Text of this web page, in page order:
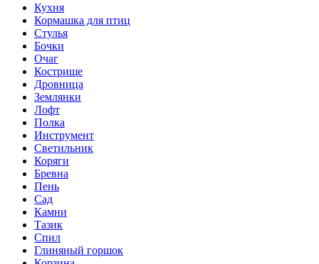
Кухня
Кормашка для птиц
Стулья
Бочки
Очаг
Кострище
Дровница
Землянки
Лофт
Полка
Инструмент
Светильник
Коряги
Бревна
Пень
Сад
Камни
Тазик
Спил
Глиняный горшок